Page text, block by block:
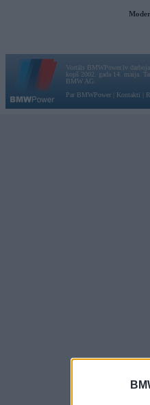
Vortāls BMWPower.lv
kopš 2002. gada 14. maija.
BMW AG.
Par BMWPower
Kontakti